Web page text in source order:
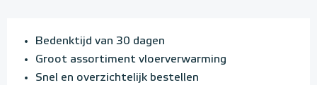
Bedenktijd van 30 dagen
Groot assortiment vloerverwarming
Snel en overzichtelijk bestellen